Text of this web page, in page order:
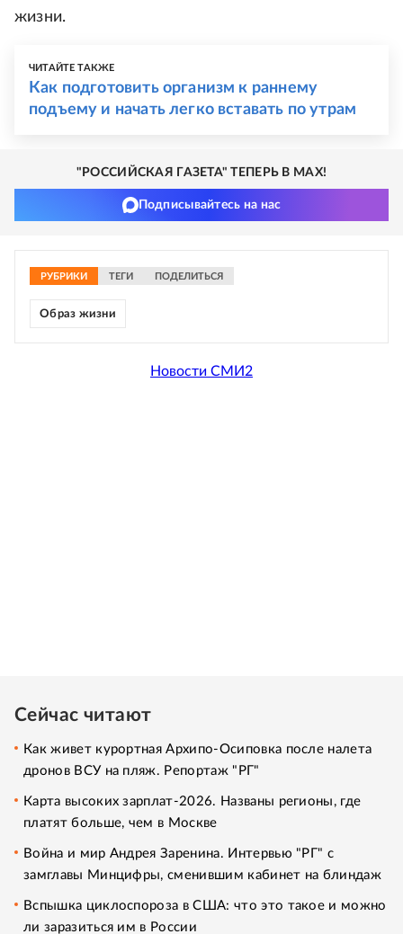
жизни.
ЧИТАЙТЕ ТАКЖЕ
Как подготовить организм к раннему
подъему и начать легко вставать по утрам
"РОССИЙСКАЯ ГАЗЕТА" ТЕПЕРЬ В MAX!
Подписывайтесь на нас
РУБРИКИ ТЕГИ ПОДЕЛИТЬСЯ
Образ жизни
Новости СМИ2
Сейчас читают
Как живет курортная Архипо-Осиповка после налета
дронов ВСУ на пляж. Репортаж "РГ"
Карта высоких зарплат-2026. Названы регионы, где
платят больше, чем в Москве
Война и мир Андрея Заренина. Интервью "РГ" с
замглавы Минцифры, сменившим кабинет на блиндаж
Вспышка циклоспороза в США: что это такое и можно
ли заразиться им в России